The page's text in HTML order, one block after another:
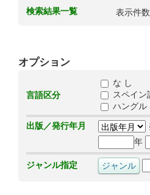
検索結果一覧 表示件数
オプション
言語区分
な し
スペイン
ハングル
出版／発行年月
年
ジャンル指定